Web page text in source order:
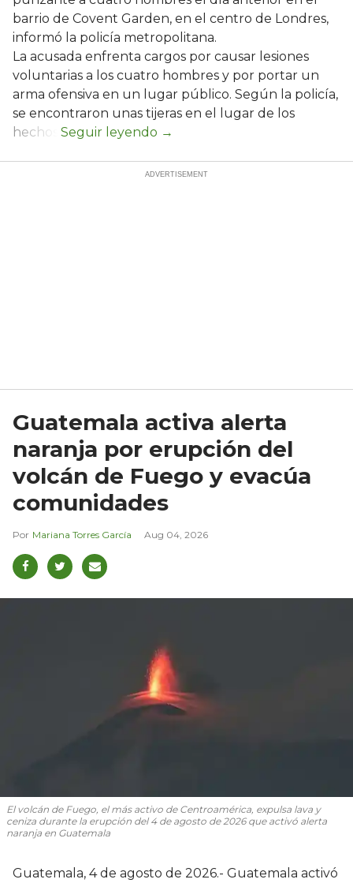
barrio de Covent Garden, en el centro de Londres,
informó la policía metropolitana.
La acusada enfrenta cargos por causar lesiones
voluntarias a los cuatro hombres y por portar un
arma ofensiva en un lugar público. Según la policía,
se encontraron unas tijeras en el lugar de los
hechos.
Guatemala activa alerta
naranja por erupción del
volcán de Fuego y evacúa
comunidades
Mariana Torres García Aug 04, 2026
El volcán de Fuego, el más activo de Centroamérica, expulsa lava y
ceniza durante la erupción del 4 de agosto de 2026 que activó alerta
naranja en Guatemala
Guatemala, 4 de agosto de 2026.- Guatemala activó